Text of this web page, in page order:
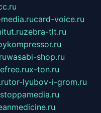
card-voice.ru
zebra-tlt.ru
wasabi-shop.ru
x-ton.ru
tor-lyubov-i-grom.ru
stoppamedia.ru